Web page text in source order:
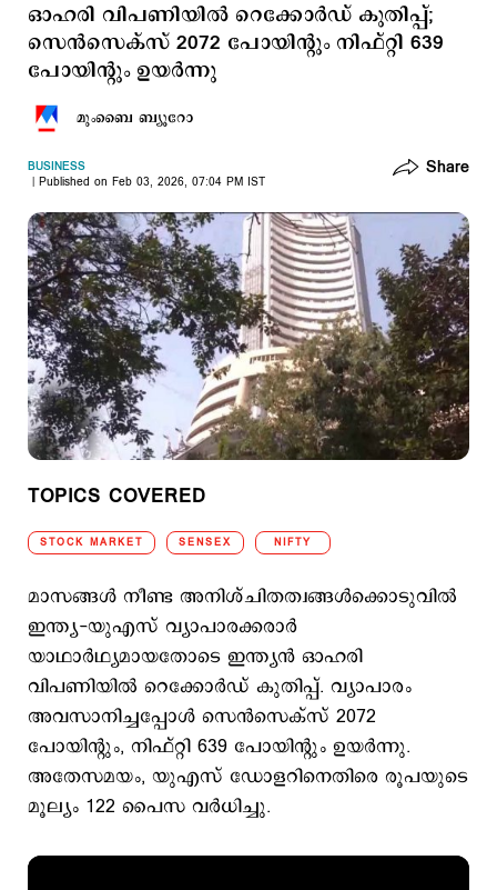
ഓഹരി വിപണിയിൽ റെക്കോർഡ് കുതിപ്പ്;
സെൻസെക്സ് 2072 പോയിന്റും നിഫ്റ്റി 639
പോയിന്റും ഉയർന്നു
മുംബൈ ബ്യൂറോ
BUSINESS
Published on Feb 03, 2026, 07:04 PM IST
Share
TOPICS COVERED
STOCK MARKET SENSEX NIFTY
മാസങ്ങൾ നീണ്ട അനിശ്ചിതത്വങ്ങൾക്കൊടുവിൽ
ഇന്ത്യ-യുഎസ് വ്യാപാരക്കരാർ
യാഥാർഥ്യമായതോടെ ഇന്ത്യൻ ഓഹരി
വിപണിയിൽ റെക്കോർഡ് കുതിപ്പ്. വ്യാപാരം
അവസാനിച്ചപ്പോൾ സെൻസെക്സ് 2072
പോയിന്റും, നിഫ്റ്റി 639 പോയിന്റും ഉയർന്നു.
അതേസമയം, യുഎസ് ഡോളറിനെതിരെ രൂപയുടെ
മൂല്യം 122 പൈസ വർധിച്ചു.